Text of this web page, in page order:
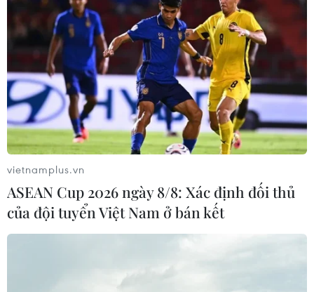
Huy động được 20.760 tỷ đồng qua đấu
thầu trái phiếu Chính phủ
Kho bạc Nhà nước gọi thầu trái phiếu Chính phủ tại 5
kỳ hạn gồm 5 năm, 10 năm, 15 năm, 20 năm và 30 năm,
huy động được 20.760,5 tỷ đồng.
vietnamplus.vn
ASEAN Cup 2026 ngày 8/8: Xác định đối thủ
của đội tuyển Việt Nam ở bán kết